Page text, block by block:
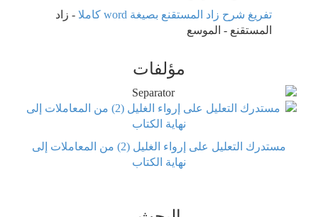
تفريغ شرح زاد المستقنع بصيغة word كاملا
- زاد
المستقنع - الموسع
مؤلفات
مستدرك التعليل على إرواء الغليل (2) من المعاملات إلى
نهاية الكتاب